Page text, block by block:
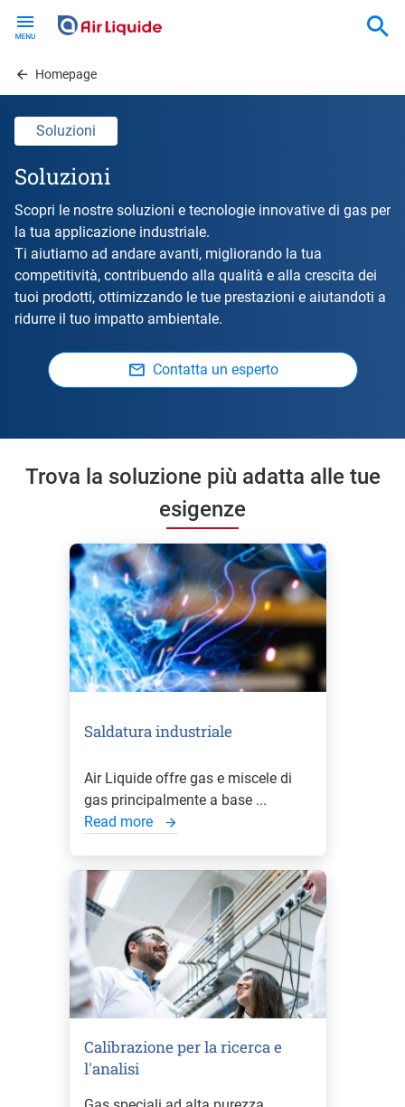
contentHomepage
Soluzioni
Soluzioni
Scopri le nostre soluzioni e tecnologie innovative di gas per
la tua applicazione industriale.
Ti aiutiamo ad andare avanti, migliorando la tua
competitività, contribuendo alla qualità e alla crescita dei
tuoi prodotti, ottimizzando le tue prestazioni e aiutandoti a
ridurre il tuo impatto ambientale.
Contatta un esperto
Trova la soluzione più adatta alle tue
esigenze
Saldatura industriale
Air Liquide offre gas e miscele di
gas principalmente a base ...
Read more
Calibrazione per la ricerca e
l'analisi